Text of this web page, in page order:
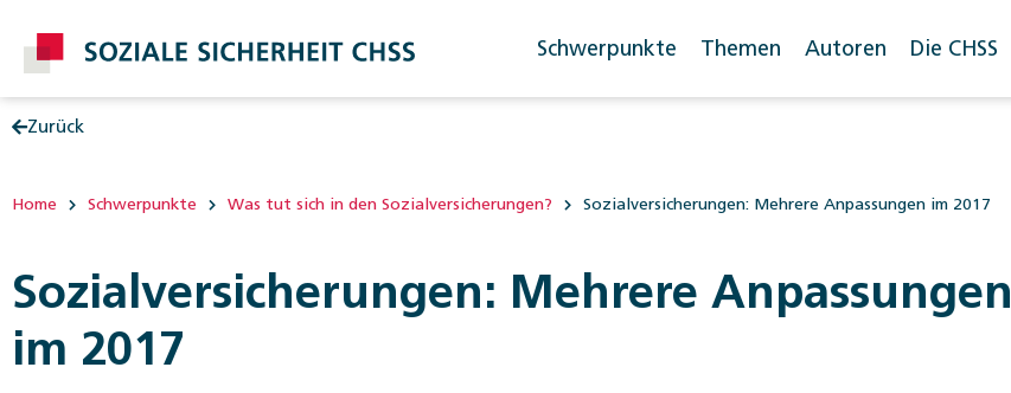
Schwerpunkte Themen Autoren Die CHSS
Zurück
Home Schwerpunkte Was tut sich in den Sozialversicherungen? Sozialversicherungen: Mehrere Anpassungen im 2017
Sozialversicherungen: Mehrere Anpassungen
im 2017